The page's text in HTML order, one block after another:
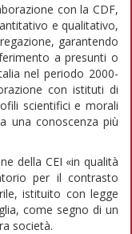
con la CDF,
e qualitativo,
garantendo
a presunti o
nel periodo 2000-
con istituti di
scientifici e morali
una conoscenza più
della CEI «in qualità
per il contrasto
istituito con legge
come segno di un
società.